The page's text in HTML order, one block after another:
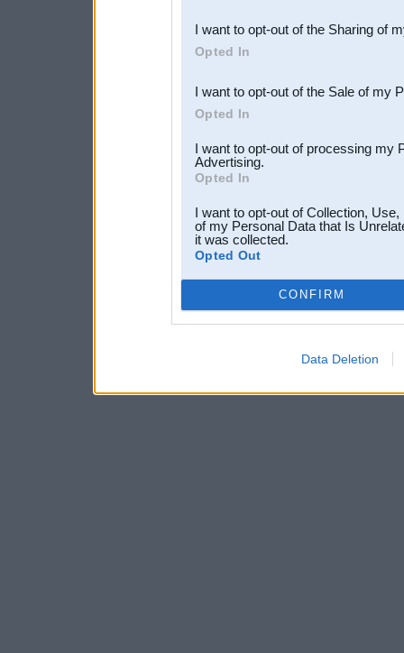
Downstream Participants
third parties.
I want to opt-out of the Sharing of
Opted In
I want to opt-out of the Sale of my
Opted In
I want to opt-out of processing my
Advertising.
Opted In
I want to opt-out of Collection,
of my Personal Data that Is
it was collected.
Opted Out
CONFIRM
Data Deletion